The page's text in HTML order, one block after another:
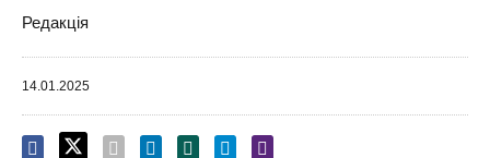
Редакція
14.01.2025